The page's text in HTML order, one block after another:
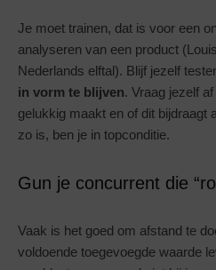
Je moet trainen, dat is voor een
analyseren van een product
Nederlands elftal). Blijf jezelf
in vorm te blijven. Vraag jezelf
gelukkig maakt en of dit bijdraagt
zo is, ben je in topconditie.
Gun je concurrent die
Vaak is het goed om afstand te
voldoende toegevoegde waarde